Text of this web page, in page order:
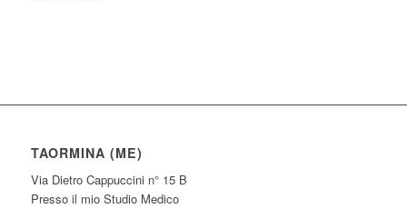
TAORMINA (ME)
Via Dietro Cappuccini n° 15 B
Presso il mio Studio Medico